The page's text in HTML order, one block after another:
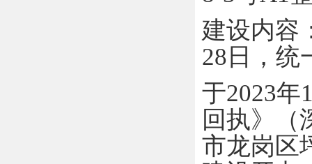
建设内容
28 日，统
于2023年
回执》（
市龙岗区